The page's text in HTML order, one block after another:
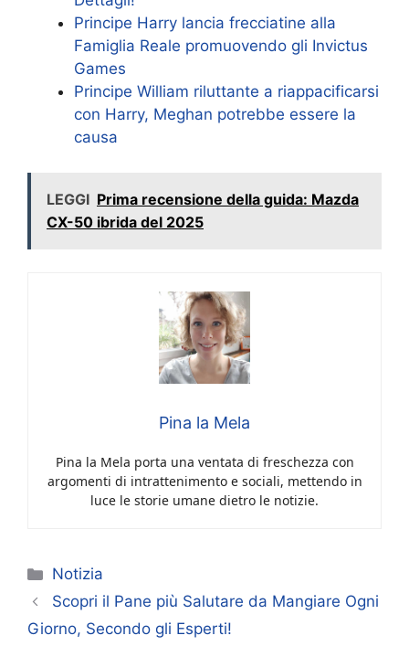
Principe Harry lancia frecciatine alla
Famiglia Reale promuovendo gli Invictus
Games
Principe William riluttante a riappacificarsi
con Harry, Meghan potrebbe essere la
causa
LEGGI Prima recensione della guida: Mazda
CX-50 ibrida del 2025
Pina la Mela
Pina la Mela porta una ventata di freschezza con
argomenti di intrattenimento e sociali, mettendo in
luce le storie umane dietro le notizie.
Categorie
Notizia
Scopri il Pane più Salutare da Mangiare Ogni
Giorno, Secondo gli Esperti!